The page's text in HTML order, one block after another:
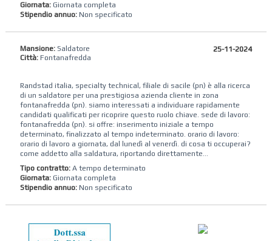
Giornata: Giornata completa
Stipendio annuo: Non specificato
Mansione:Saldatore
Città:Fontanafredda
25-11-2024
Randstad italia, specialty technical, filiale di sacile (pn) è alla ricerca
di un saldatore per una prestigiosa azienda cliente in zona
fontanafredda (pn). siamo interessati a individuare rapidamente
candidati qualificati per ricoprire questo ruolo chiave. sede di lavoro:
fontanafredda (pn). si offre: inserimento iniziale a tempo
determinato, finalizzato al tempo indeterminato. orario di lavoro:
orario di lavoro a giornata, dal lunedì al venerdì. di cosa ti occuperai?
come addetto alla saldatura, riportando direttamente...
Tipo contratto:A tempo determinato
Giornata: Giornata completa
Stipendio annuo: Non specificato